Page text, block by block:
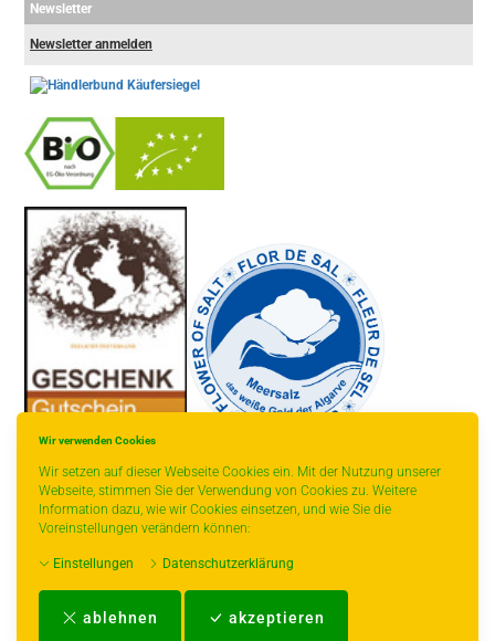
Wir verwenden Cookies
Wir setzen auf dieser Webseite Cookies ein. Mit der Nutzung unserer
Webseite, stimmen Sie der Verwendung von Cookies zu. Weitere
Information dazu, wie wir Cookies einsetzen, und wie Sie die
Voreinstellungen verändern können:
Einstellungen Datenschutzerklärung
ablehnen akzeptieren
Newsletter
Newsletter anmelden
* gilt für Lieferungen innerhalb Deutschlands, Lieferzeiten für andere
Länder entnehmen Sie bitte der Schaltfläche mit den Versandinformationen.
Impressum-AGB-Zahlungs- und Versandbedingungen